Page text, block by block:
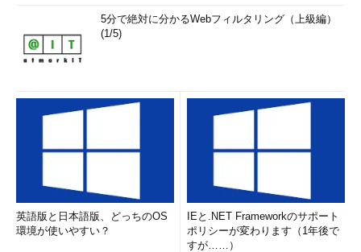
5分で絶対に分かるWebフィルタリング（上級編）
(1/5)
英語版と日本語版、どっちのOS
環境が使いやすい？
IEと.NET Frameworkのサポート
ポリシーが変わります（1年後で
すが……）